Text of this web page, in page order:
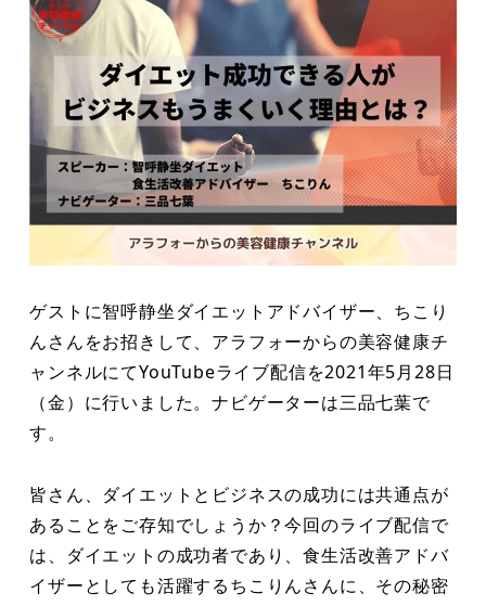
ゲストに智呼静坐ダイエットアドバイザー、ちこり
んさんをお招きして、アラフォーからの美容健康チ
ャンネルにてYouTubeライブ配信を2021年5月28日
（金）に行いました。ナビゲーターは三品七葉で
す。
皆さん、ダイエットとビジネスの成功には共通点が
あることをご存知でしょうか？今回のライブ配信で
は、ダイエットの成功者であり、食生活改善アドバ
イザーとしても活躍するちこりんさんに、その秘密